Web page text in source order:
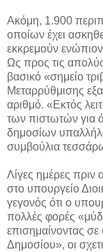
Ακόμη, 1.900
οποίων έχει
εκκρεμούν
Ως προς τις
βασικό «σημείο
Μεταρρύθμισης
αριθμό. «Εκτός
των πιστωτών για
δημοσίων
συμβούλια
Λίγες ημέρες πριν
στο υπουργείο
γεγονός ότι ο
πολλές φορές
επισημαίνοντας σε
Δημοσίου», οι